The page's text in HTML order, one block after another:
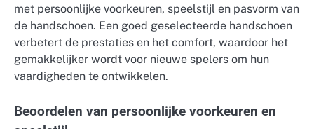
met persoonlijke voorkeuren, speelstijl en pasvorm van
de handschoen. Een goed geselecteerde handschoen
verbetert de prestaties en het comfort, waardoor het
gemakkelijker wordt voor nieuwe spelers om hun
vaardigheden te ontwikkelen.
Beoordelen van persoonlijke voorkeuren en